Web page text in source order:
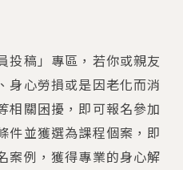
投稿」專區，若你或親友
身心勞損或是因老化而消
相關困擾，即可報名參加
件並獲選為課程個案，即
案例，獲得專業的身心解